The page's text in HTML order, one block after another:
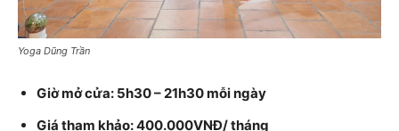
Yoga Dũng Trần
Giờ mở cửa: 5h30 – 21h30 mỗi ngày
Giá tham khảo: 400.000VNĐ/ tháng